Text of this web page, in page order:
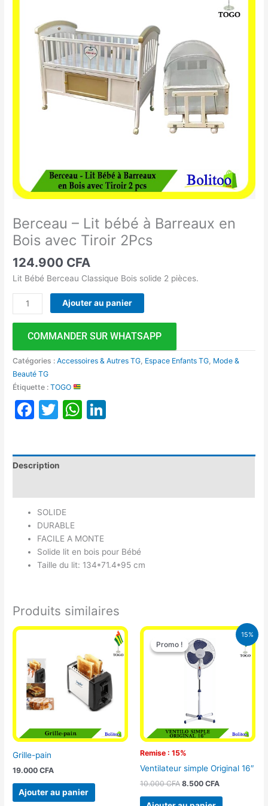
Berceau – Lit bébé à Barreaux en
Bois avec Tiroir 2Pcs
124.900 CFA
Lit Bébé Berceau Classique Bois solide 2 pièces.
Barreaux
Ajouter au panier
COMMANDER SUR WHATSAPP
Catégories :Accessoires & Autres TG Espace Enfants TG Mode &
Beauté TG
Étiquette :TOGO
Facebook
TwitterWhatsApp
Description
SOLIDE
DURABLE
FACILE A MONTE
Solide lit en bois pour Bébé
Taille du lit: 134*71.4*95 cm
Produits similaires
Grille-pain
19.000CFA
Ajouter au panier
15%
Promo !
Remise : 15%
Promo !
Ventilateur simple Original 16″
10.000CFA
Le
prix
initial
était :
10.000 CFA.
8.500 CFA
Le